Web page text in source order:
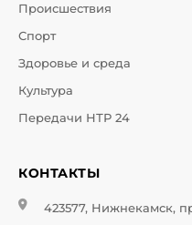
Происшествия
Спорт
Здоровье и среда
Культура
Передачи НТР 24
КОНТАКТЫ
423577, Нижнекамск,